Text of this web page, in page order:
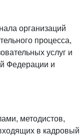
организаций
процесса,
услуг и
Федерации и
методистов,
в кадровый